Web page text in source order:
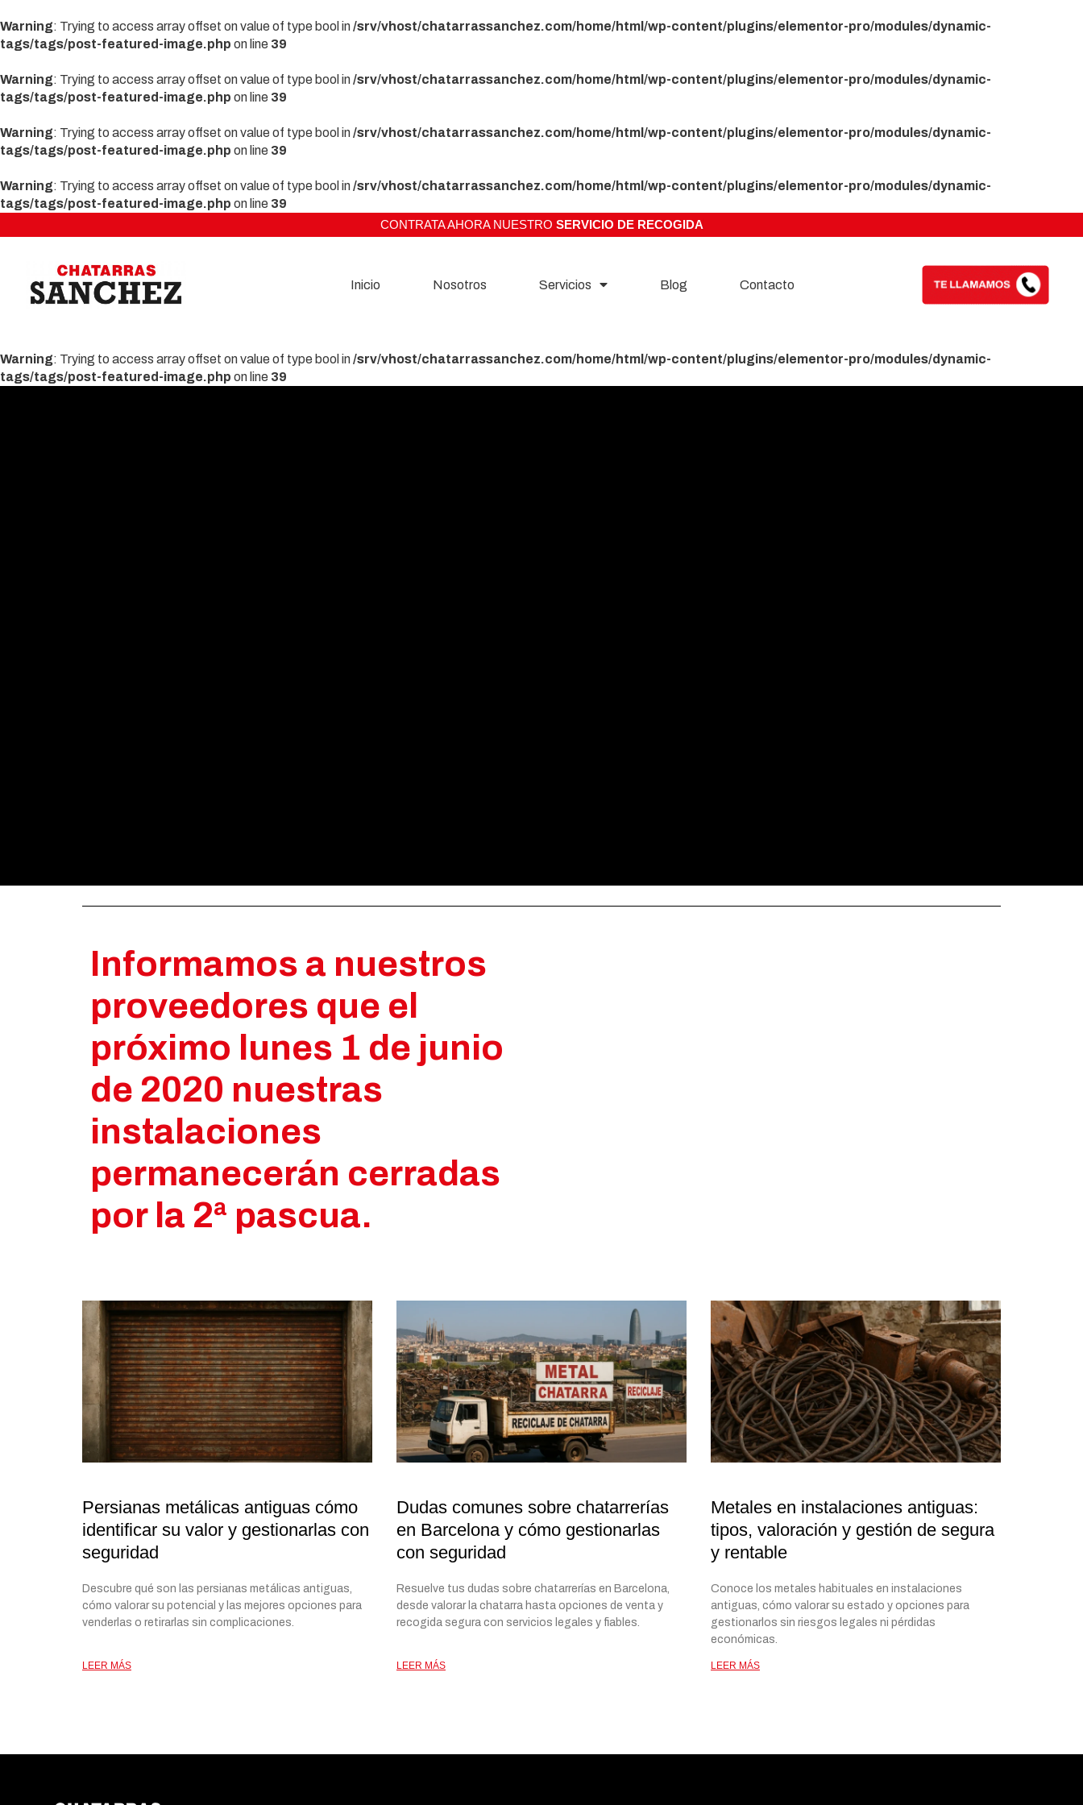
Warning: Trying to access array offset on value of type bool in/srv/vhost/chatarrassanchez.com/home/html/wp-content/plugins/elementor-pro/modules/dynamic-
tags/tags/post-featured-image.php on line 39
Warning: Trying to access array offset on value of type bool in/srv/vhost/chatarrassanchez.com/home/html/wp-content/plugins/elementor-pro/modules/dynamic-
tags/tags/post-featured-image.php on line 39
Warning: Trying to access array offset on value of type bool in/srv/vhost/chatarrassanchez.com/home/html/wp-content/plugins/elementor-pro/modules/dynamic-
tags/tags/post-featured-image.php on line 39
Warning: Trying to access array offset on value of type bool in/srv/vhost/chatarrassanchez.com/home/html/wp-content/plugins/elementor-pro/modules/dynamic-
tags/tags/post-featured-image.php on line 39
CONTRATA AHORA NUESTRO
Inicio Nosotros Servicios Blog Contacto
Warning: Trying to access array offset on value of type bool in/srv/vhost/chatarrassanchez.com/home/html/wp-content/plugins/elementor-pro/modules/dynamic-
tags/tags/post-featured-image.php on line 39
Informamos a nuestros
proveedores que el
próximo lunes 1 de junio
de 2020 nuestras
instalaciones
permanecerán cerradas
por la 2ª pascua.
Persianas metálicas antiguas cómo
identificar su valor y gestionarlas con
seguridad
Descubre qué son las persianas metálicas antiguas,
cómo valorar su potencial y las mejores opciones para
venderlas o retirarlas sin complicaciones.
LEER MÁS
Dudas comunes sobre chatarrerías
en Barcelona y cómo gestionarlas
con seguridad
Resuelve tus dudas sobre chatarrerías en Barcelona,
desde valorar la chatarra hasta opciones de venta y
recogida segura con servicios legales y fiables.
LEER MÁS
Metales en instalaciones antiguas:
tipos, valoración y gestión de segura
y rentable
Conoce los metales habituales en instalaciones
antiguas, cómo valorar su estado y opciones para
gestionarlos sin riesgos legales ni pérdidas
económicas.
LEER MÁS